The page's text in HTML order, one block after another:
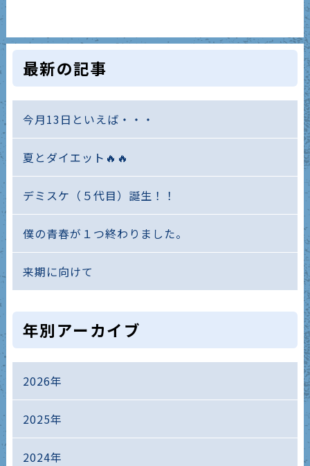
最新の記事
今月13日といえば・・・
夏とダイエット🔥🔥
デミスケ（５代目）誕生！！
僕の青春が１つ終わりました。
来期に向けて
年別アーカイブ
2026年
2025年
2024年